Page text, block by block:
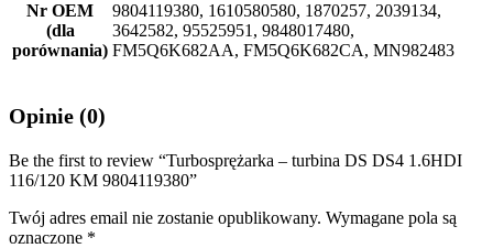
Nr OEM
(dla
porównania)
9804119380, 1610580580, 1870257, 2039134,
3642582, 95525951, 9848017480,
FM5Q6K682AA, FM5Q6K682CA, MN982483
Opinie (0)
Be the first to review “Turbosprężarka – turbina DS DS4 1.6HDI
116/120 KM 9804119380”
Twój adres email nie zostanie opublikowany. Wymagane pola są
oznaczone *